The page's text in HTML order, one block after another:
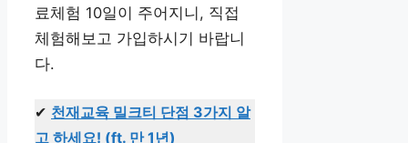
료체험 10일이 주어지니, 직접
체험해보고 가입하시기 바랍니
다.
✔ 천재교육 밀크티 단점 3가지 알
고 하세요! (ft. 만 1년)